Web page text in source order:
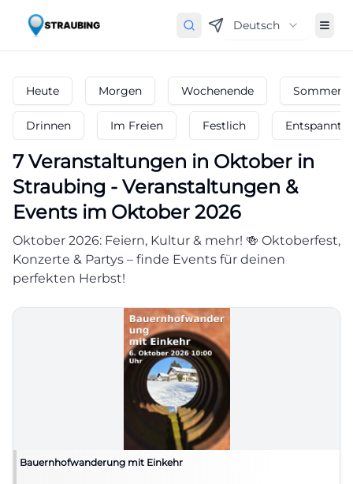
Deutsch
Heute Morgen Wochenende
Drinnen Im Freien Festlich Entspannt
7 Veranstaltungen in Oktober in
Straubing - Veranstaltungen &
Events im Oktober 2026
Oktober 2026: Feiern, Kultur & mehr! 🍻 Oktoberfest,
Konzerte & Partys – finde Events für deinen
perfekten Herbst!
Bauernhofwanderung mit Einkehr